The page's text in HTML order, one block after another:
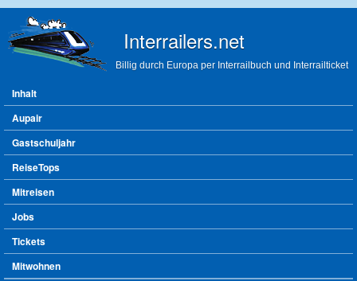
Interrailers.net
Billig durch Europa per Interrailbuch und Interrailticket
Hauptmenü
Inhalt
Aupair
Gastschuljahr
ReiseTops
Mitreisen
Jobs
Tickets
Mitwohnen